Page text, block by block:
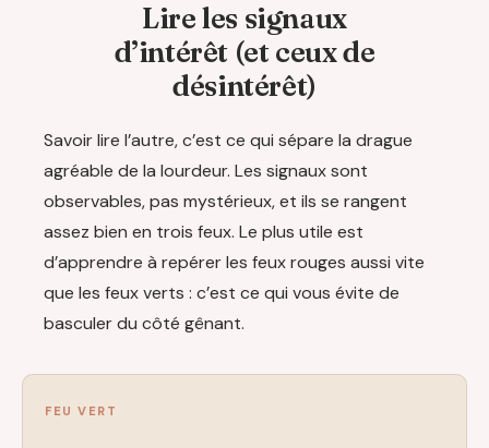
Lire les signaux
d’intérêt (et ceux de
désintérêt)
Savoir lire l’autre, c’est ce qui sépare la drague
agréable de la lourdeur. Les signaux sont
observables, pas mystérieux, et ils se rangent
assez bien en trois feux. Le plus utile est
d’apprendre à repérer les feux rouges aussi vite
que les feux verts : c’est ce qui vous évite de
basculer du côté gênant.
FEU VERT